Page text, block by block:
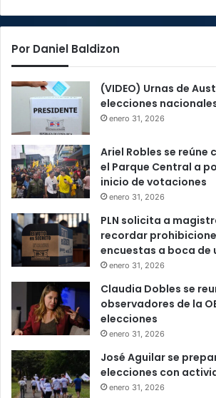
Por Daniel Baldizon
(VIDEO) Urnas de
elecciones
enero 31, 2026
Ariel Robles se reúne
el Parque Central a
inicio de votaciones
enero 31, 2026
PLN solicita a
recordar
encuestas a boca de
enero 31, 2026
Claudia Dobles se
observadores de la
elecciones
enero 31, 2026
José Aguilar se
elecciones con
enero 31, 2026